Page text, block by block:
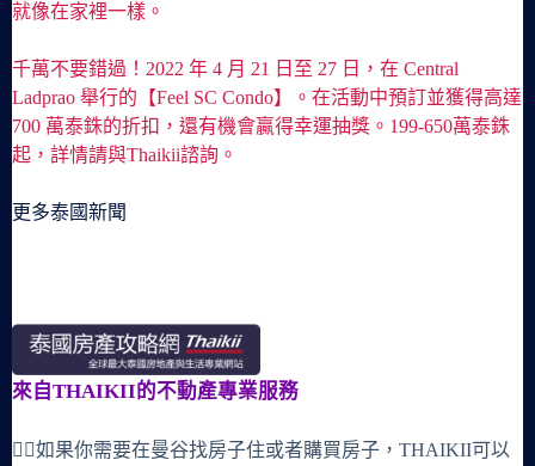
就像在家裡一樣。
千萬不要錯過！2022 年 4 月 21 日至 27 日，在 Central
Ladprao 舉行的【Feel SC Condo】。在活動中預訂並獲得高達
700 萬泰銖的折扣，還有機會贏得幸運抽獎。199-650萬泰銖
起，詳情請與Thaikii諮詢。
更多泰國新聞
來自THAIKII的不動產專業服務
🙋‍♀️如果你需要在曼谷找房子住或者購買房子，THAIKII可以